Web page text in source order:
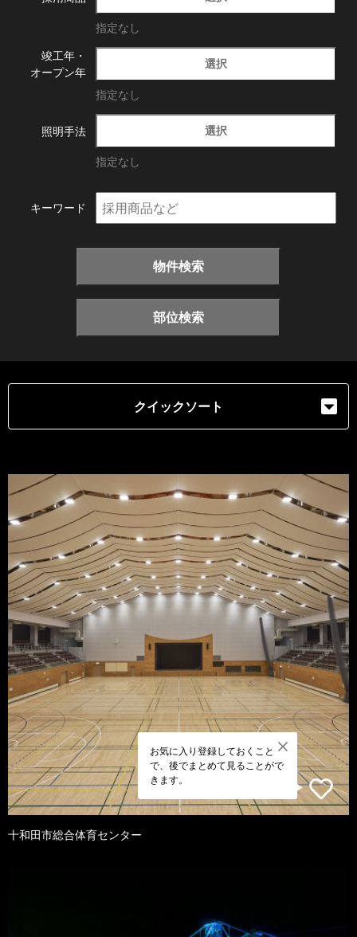
指定なし
竣工年・
オープン年
選択
指定なし
照明手法 選択
指定なし
キーワード
物件検索
部位検索
クイックソート
お気に入り登録しておくこと
で、後でまとめて見ることがで
きます。
十和田市総合体育センター